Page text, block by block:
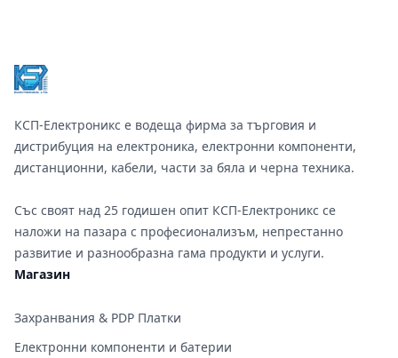
КСП-Електроникс е водеща фирма за търговия и
дистрибуция на електроника, електронни компоненти,
дистанционни, кабели, части за бяла и черна техника.
Със своят над 25 годишен опит КСП-Електроникс се
наложи на пазара с професионализъм, непрестанно
развитие и разнообразна гама продукти и услуги.
Магазин
Захранвания & PDP Платки
Електронни компоненти и батерии